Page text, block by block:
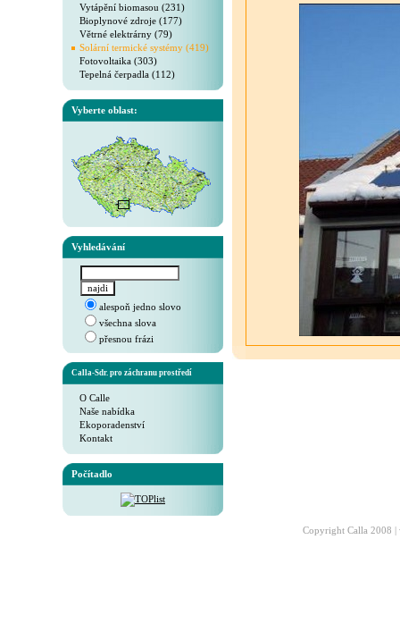
Vytápění biomasou (231)
Bioplynové zdroje (177)
Větrné elektrárny (79)
Solární termické systémy (419)
Fotovoltaika (303)
Tepelná čerpadla (112)
Vyberte oblast:
Vyhledávání
alespoň jedno slovo
všechna slova
přesnou frázi
Calla-Sdr. pro záchranu prostředí
O Calle
Naše nabídka
Ekoporadenství
Kontakt
Počítadlo
Copyright Calla 2008 |